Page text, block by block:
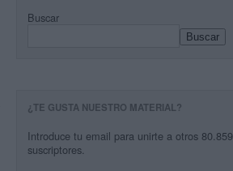
Buscar
Buscar
¿TE GUSTA NUESTRO MATERIAL?
Introduce tu email para unirte a otros 80.859
suscriptores.